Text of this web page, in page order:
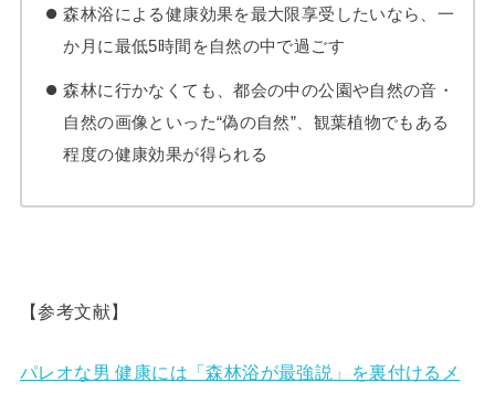
森林浴による健康効果を最大限享受したいなら、一
か月に最低5時間を自然の中で過ごす
森林に行かなくても、都会の中の公園や自然の音・
自然の画像といった“偽の自然”、観葉植物でもある
程度の健康効果が得られる
【参考文献】
パレオな男 健康には「森林浴が最強説」を裏付けるメ